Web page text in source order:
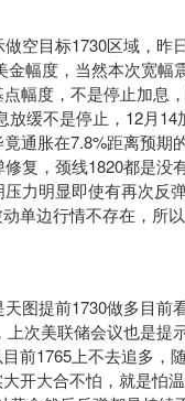
目标1730区域，昨
幅度，当然本次宽幅
幅度，不是停止加息
缓不是停止，12月
通胀在7.8%距离预期
复，颈线1820都是没
力明显即使有再次反
单边行情不存在，所
提前1730做多目前
次美联储会议也是提
前1765上不去追多，
开大合不怕，就是怕